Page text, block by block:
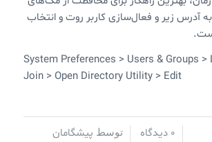
آدرس زیر و فعال‌سازی کاربر روت و انتخاب
System Preferences > Users & Groups >
Join > Open Directory Utility > Edit
0 دیدگاه
/ توسط پیشگامان